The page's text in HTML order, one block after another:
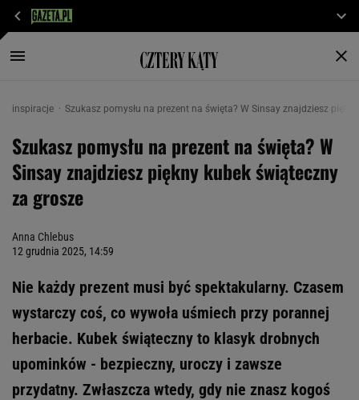
inspiracje Szukasz pomysłu na prezent na święta? W Sinsay znajdziesz
Szukasz pomysłu na prezent na święta? W
Sinsay znajdziesz piękny kubek świąteczny
za grosze
Anna Chlebus
12 grudnia 2025, 14:59
Nie każdy prezent musi być spektakularny. Czasem
wystarczy coś, co wywoła uśmiech przy porannej
herbacie. Kubek świąteczny to klasyk drobnych
upominków - bezpieczny, uroczy i zawsze
przydatny. Zwłaszcza wtedy, gdy nie znasz kogoś